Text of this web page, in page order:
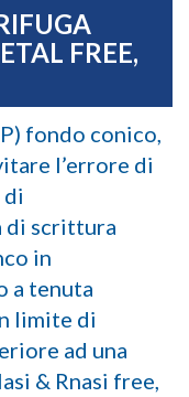
FREE,
fondo conico,
l’errore di
di
di scrittura
in
a tenuta
limite di
ad una
& Rnasi free,